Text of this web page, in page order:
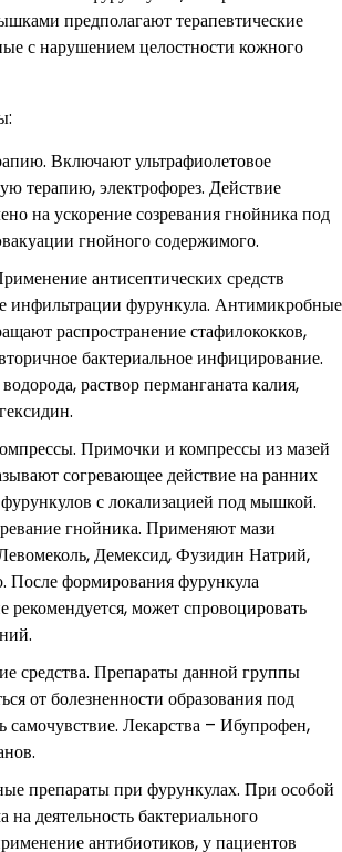
предполагают терапевтические
с нарушением целостности кожного
Включают ультрафиолетовое
терапию, электрофорез. Действие
на ускорение созревания гнойника под
гнойного содержимого.
антисептических средств
инфильтрации фурункула. Антимикробные
распространение стафилококков,
бактериальное инфицирование.
раствор перманганата калия,
Примочки и компрессы из мазей
согревающее действие на ранних
с локализацией под мышкой.
гнойника. Применяют мази
Демексид, Фузидин Натрий,
После формирования фурункула
рекомендуется, может спровоцировать
средства. Препараты данной группы
от болезненности образования под
Лекарства – Ибупрофен,
препараты при фурункулах. При особой
на деятельность бактериального
антибиотиков, у пациентов